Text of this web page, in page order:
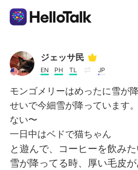
Ứng dụng trao đổi ngôn
AI Grammar Checker
Tiếng Việt
English 简体中文
ジェッサ民
EN PH TL JP
モンゴメリーはめったに雪が
せいで今細雪が降っています
ない〜
一日中はベドで猫ちゃん
と遊んで、コーヒーを飲みた
雪が降ってる時、厚い毛皮